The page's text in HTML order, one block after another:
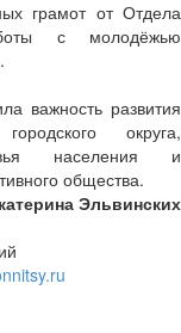
грамот от Отдела
с молодёжью
важность развития
округа,
населения и
общества.
Эльвинских